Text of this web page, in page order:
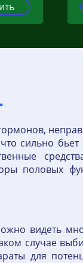
сильно бьет
половых
видеть
случае
для